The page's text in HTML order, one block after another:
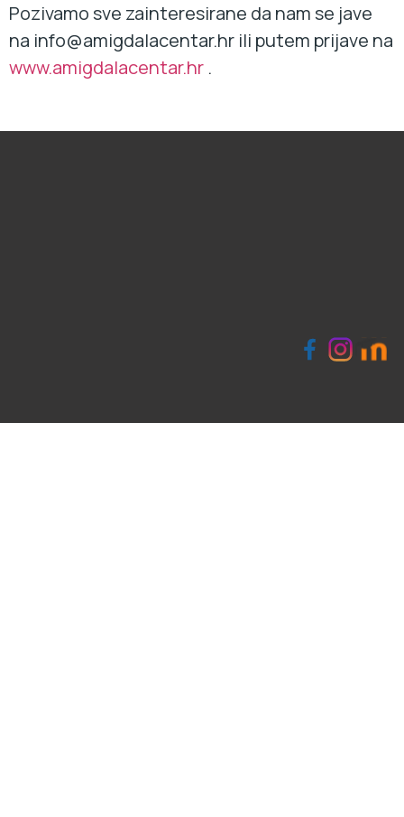
Pozivamo sve zainteresirane da nam se jave
na info@amigdalacentar.hr ili putem prijave na
www.amigdalacentar.hr .